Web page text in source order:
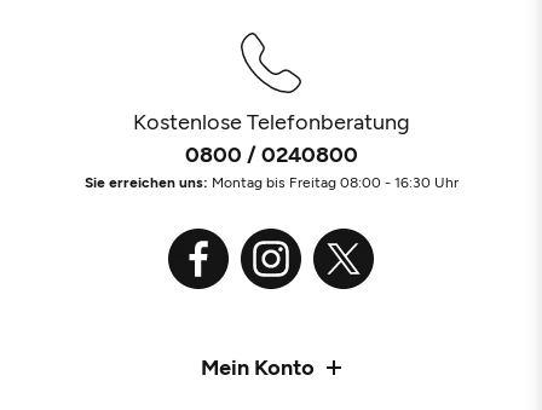
Kostenlose Telefonberatung
0800 / 0240800
Sie erreichen uns: Montag bis Freitag 08:00 - 16:30 Uhr
Mein Konto